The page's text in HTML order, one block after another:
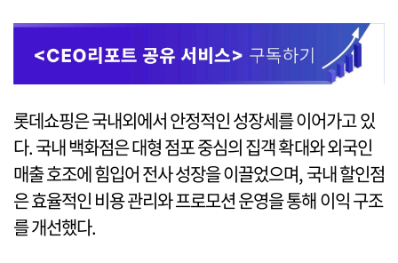
롯데쇼핑은 국내외에서 안정적인 성장세를 이어가고 있
다. 국내 백화점은 대형 점포 중심의 집객 확대와 외국인
매출 호조에 힘입어 전사 성장을 이끌었으며, 국내 할인점
은 효율적인 비용 관리와 프로모션 운영을 통해 이익 구조
를 개선했다.